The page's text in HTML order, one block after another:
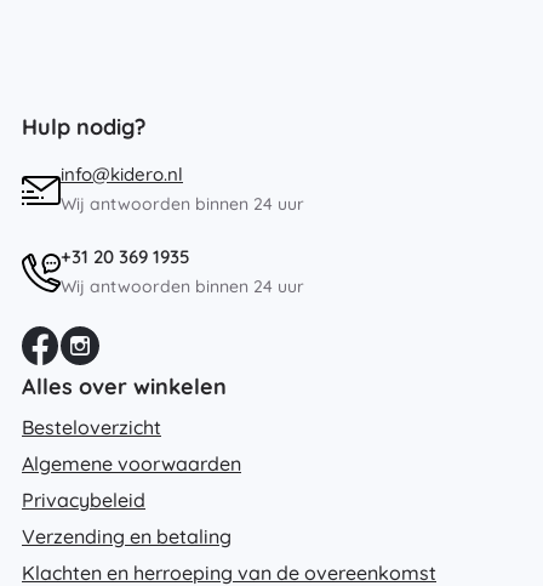
Hulp nodig?
info@kidero.nl
Wij antwoorden binnen 24 uur
+31 20 369 1935
Wij antwoorden binnen 24 uur
Alles over winkelen
Besteloverzicht
Algemene voorwaarden
Privacybeleid
Verzending en betaling
Klachten en herroeping van de overeenkomst